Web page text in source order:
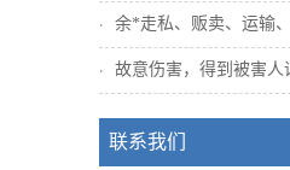
余*走私、贩卖、运输
故意伤害，得到被害人
联系我们